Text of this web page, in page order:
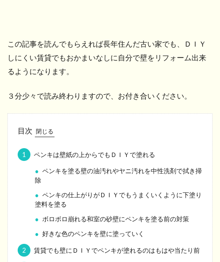
この記事を読んでもらえれば長年住んだ古い家でも、ＤＩＹ
しにくい賃貸でもおかまいなしに自分で壁をリフォーム出来
るようになります。
３分少々で読み終わりますので、お付き合いください。
目次
1 ペンキは壁紙の上からでもＤＩＹで塗れる
ペンキを塗る壁の油汚れやヤニ汚れを中性洗剤で拭き掃
除
ペンキの仕上がりがＤＩＹでもうまくいくように下塗り
塗料を塗る
ボロボロ崩れる和室の砂壁にペンキを塗る前の対策
好きな色のペンキを壁に塗っていく
2 賃貸でも壁にＤＩＹでペンキが塗れるのはもはや当たり前